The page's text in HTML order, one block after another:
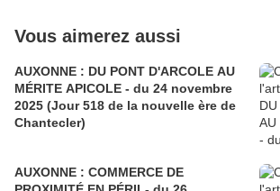
Vous aimerez aussi
AUXONNE : DU PONT D'ARCOLE AU
MÉRITE APICOLE - du 24 novembre
2025 (Jour 518 de la nouvelle ère de
Chantecler)
AUXONNE : COMMERCE DE